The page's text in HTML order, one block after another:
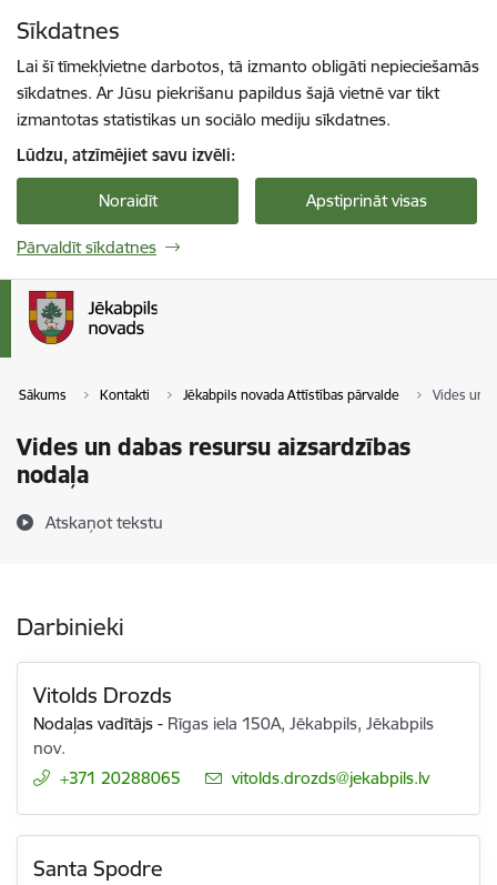
Sīkdatnes
Lai šī tīmekļvietne darbotos, tā izmanto obligāti nepieciešamās
sīkdatnes. Ar Jūsu piekrišanu papildus šajā vietnē var tikt
izmantotas statistikas un sociālo mediju sīkdatnes.
Lūdzu, atzīmējiet savu izvēli:
Noraidīt Apstiprināt visas
Pārvaldīt sīkdatnes
Sākums Kontakti Jēkabpils novada Attīstības pārvalde Vides un
Vides un dabas resursu aizsardzības
nodaļa
Atskaņot tekstu
Darbinieki
Vitolds Drozds
Nodaļas vadītājs - Rīgas iela 150A, Jēkabpils, Jēkabpils
nov.
+371 20288065
E-pasts:
vitolds.drozds@jekabpils.lv
Santa Spodre